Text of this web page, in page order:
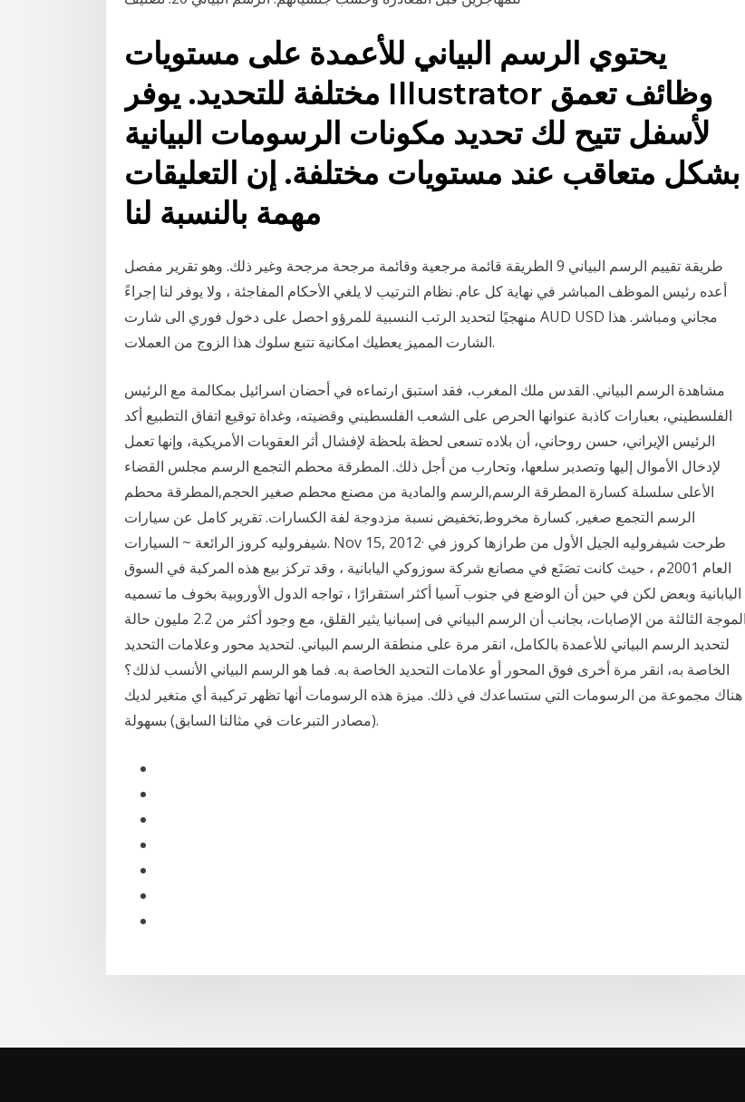
يحتوي الرسم البياني للأعمدة على مستويات
مختلفة للتحديد. يوفر Illustrator وظائف تعمق
لأسفل تتيح لك تحديد مكونات الرسومات البيانية
بشكل متعاقب عند مستويات مختلفة. إن التعليقات
مهمة بالنسبة لنا
طريقة تقييم الرسم البياني 9 الطريقة قائمة مرجعية وقائمة مرجحة مرجحة وغير ذلك. وهو تقرير مفصل
أعده رئيس الموظف المباشر في نهاية كل عام. نظام الترتيب لا يلغي الأحكام المفاجئة ، ولا يوفر لنا إجراءً
منهجيًا لتحديد الرتب النسبية للمرؤو احصل على دخول فوري الى شارت AUD USD مجاني ومباشر. هذا
الشارت المميز يعطيك امكانية تتبع سلوك هذا الزوج من العملات.
مشاهدة الرسم البياني. القدس ملك المغرب، فقد استبق ارتماءه في أحضان اسرائيل بمكالمة مع الرئيس
الفلسطيني، بعبارات كاذبة عنوانها الحرص على الشعب الفلسطيني وقضيته، وغداة توقيع اتفاق التطبيع أكد
الرئيس الإيراني، حسن روحاني، أن بلاده تسعى لحظة بلحظة لإفشال أثر العقوبات الأمريكية، وإنها تعمل
لإدخال الأموال إليها وتصدير سلعها، وتحارب من أجل ذلك. المطرقة محطم التجمع الرسم مجلس القضاء
الأعلى سلسلة كسارة المطرقة الرسم,الرسم والمادية من مصنع محطم صغير الحجم,المطرقة محطم
الرسم التجمع صغير, كسارة مخروط,تخفيض نسبة مزدوجة لفة الكسارات. تقرير كامل عن سيارات
شيفروليه كروز الرائعة ~ السيارات. Nov 15, 2012· طرحت شيفروليه الجيل الأول من طرازها كروز في
العام 2001م ، حيث كانت تصَنَع في مصانع شركة سوزوكي اليابانية ، وقد تركز بيع هذه المركبة في السوق
اليابانية وبعض لكن في حين أن الوضع في جنوب آسيا أكثر استقرارًا ، تواجه الدول الأوروبية بخوف ما تسميه
الموجة الثالثة من الإصابات، بجانب أن الرسم البياني فى إسبانيا يثير القلق، مع وجود أكثر من 2.2 مليون حالة
لتحديد الرسم البياني للأعمدة بالكامل، انقر مرة على منطقة الرسم البياني. لتحديد محور وعلامات التحديد
الخاصة به، انقر مرة أخرى فوق المحور أو علامات التحديد الخاصة به. فما هو الرسم البياني الأنسب لذلك؟
هناك مجموعة من الرسومات التي ستساعدك في ذلك. ميزة هذه الرسومات أنها تظهر تركيبة أي متغير لديك
(مصادر التبرعات في مثالنا السابق) بسهولة.